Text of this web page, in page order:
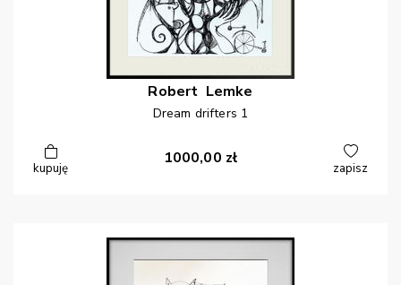
Robert Lemke
Dream drifters 1
kupuję
1000,00 zł
zapisz